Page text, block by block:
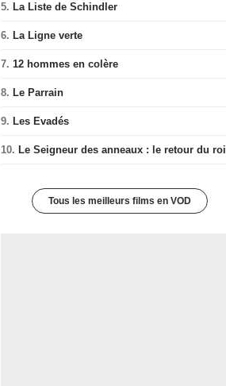
5. La Liste de Schindler
6. La Ligne verte
7. 12 hommes en colère
8. Le Parrain
9. Les Evadés
10. Le Seigneur des anneaux : le retour du roi
Tous les meilleurs films en VOD